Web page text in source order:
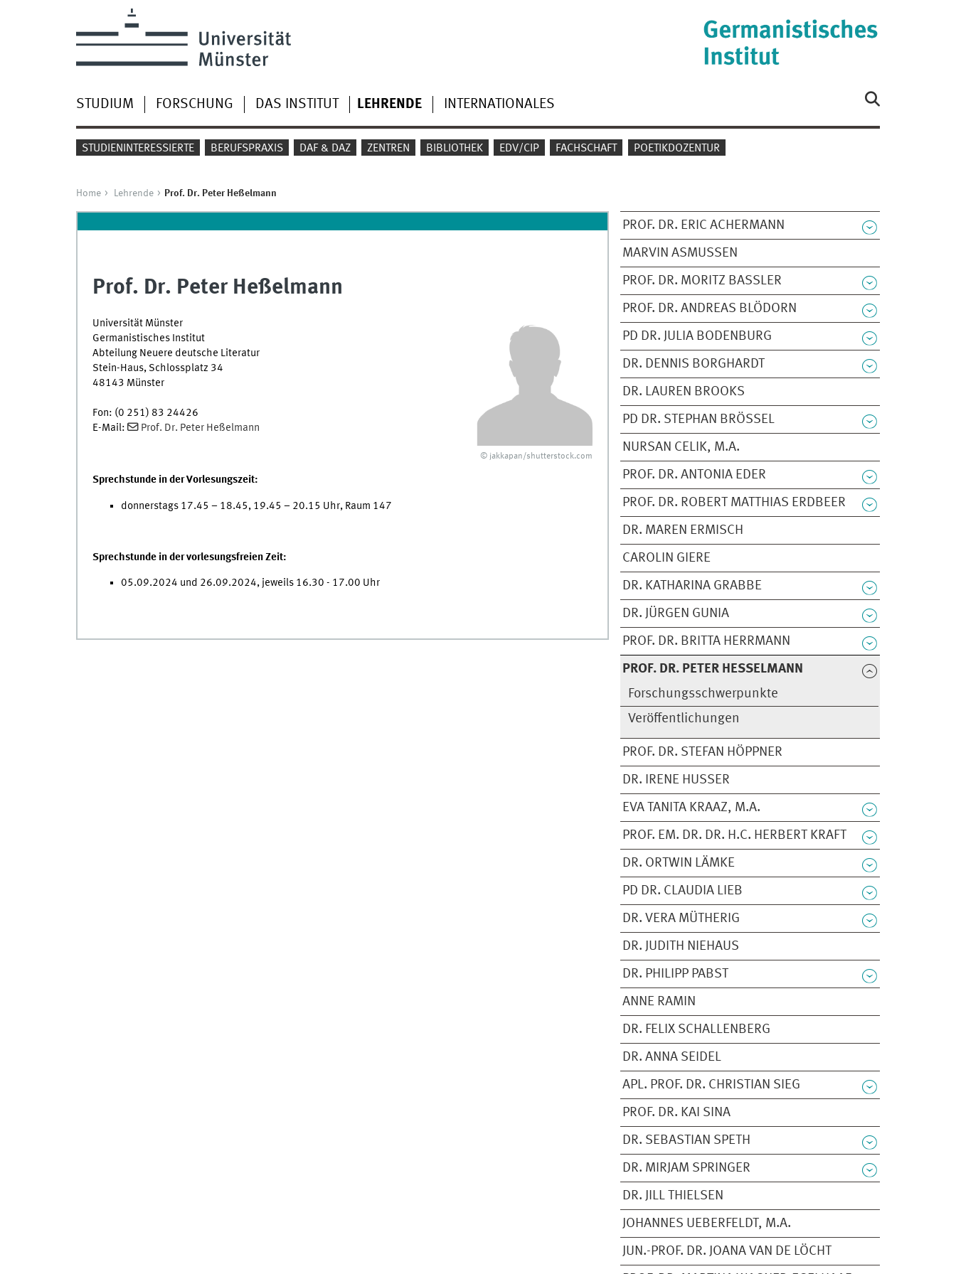
STUDIUM FORSCHUNG DAS INSTITUT LEHRENDE INTERNATIONALES
STUDIENINTERESSIERTE BERUFSPRAXIS DAF & DAZ ZENTREN BIBLIOTHEK EDV/CIP FACHSCHAFT POETIKDOZENTUR
Home Lehrende Prof. Dr. Peter Heßelmann
PROF. DR. ERIC ACHERMANN
MARVIN ASMUSSEN
PROF. DR. MORITZ BASSLER
PROF. DR. ANDREAS BLÖDORN
PD DR. JULIA BODENBURG
DR. DENNIS BORGHARDT
DR. LAUREN BROOKS
PD DR. STEPHAN BRÖSSEL
NURSAN CELIK, M.A.
PROF. DR. ANTONIA EDER
PROF. DR. ROBERT MATTHIAS ERDBEER
DR. MAREN ERMISCH
CAROLIN GIERE
DR. KATHARINA GRABBE
DR. JÜRGEN GUNIA
PROF. DR. BRITTA HERRMANN
PROF. DR. PETER HESSELMANN
Forschungsschwerpunkte
Veröffentlichungen
PROF. DR. STEFAN HÖPPNER
DR. IRENE HUSSER
EVA TANITA KRAAZ, M.A.
PROF. EM. DR. DR. H.C. HERBERT KRAFT
DR. ORTWIN LÄMKE
PD DR. CLAUDIA LIEB
DR. VERA MÜTHERIG
DR. JUDITH NIEHAUS
DR. PHILIPP PABST
ANNE RAMIN
DR. FELIX SCHALLENBERG
DR. ANNA SEIDEL
APL. PROF. DR. CHRISTIAN SIEG
PROF. DR. KAI SINA
DR. SEBASTIAN SPETH
DR. MIRJAM SPRINGER
DR. JILL THIELSEN
JOHANNES UEBERFELDT, M.A.
JUN.-PROF. DR. JOANA VAN DE LÖCHT
Prof. Dr. Peter Heßelmann
© jakkapan/shutterstock.com
Universität Münster
Germanistisches Institut
Abteilung Neuere deutsche Literatur
Stein-Haus, Schlossplatz 34
48143 Münster
Fon: (0 251) 83 24426
E-Mail:
Prof. Dr. Peter Heßelmann
Sprechstunde in der Vorlesungszeit:
donnerstags 17.45 – 18.45, 19.45 – 20.15 Uhr, Raum 147
Sprechstunde in der vorlesungsfreien Zeit:
05.09.2024 und 26.09.2024, jeweils 16.30 - 17.00 Uhr